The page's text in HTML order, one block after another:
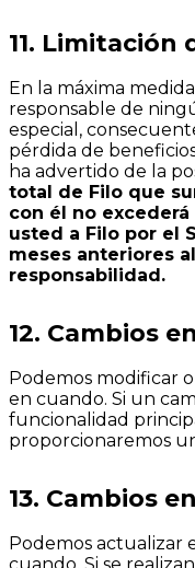
11. Limitación
En la máxima
responsable de
especial,
pérdida de
ha advertido de la
total de Filo que
con él no
usted a Filo por el
meses anteriores
responsabilidad.
12. Cambios
Podemos modificar
en cuando. Si un
funcionalidad
proporcionaremos
13. Cambios
Podemos actualizar